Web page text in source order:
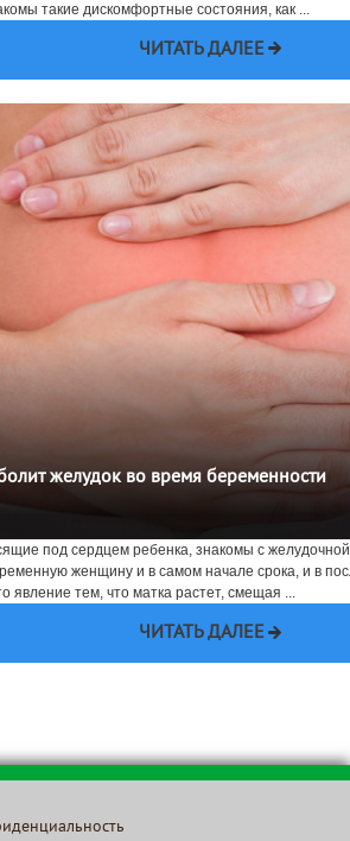
такие дискомфортные состояния, как ...
ЧИТАТЬ ДАЛЕЕ
желудок во время беременности
под сердцем ребенка, знакомы с
женщину и в самом начале срока, и в
явление тем, что матка растет, смещая ...
ЧИТАТЬ ДАЛЕЕ